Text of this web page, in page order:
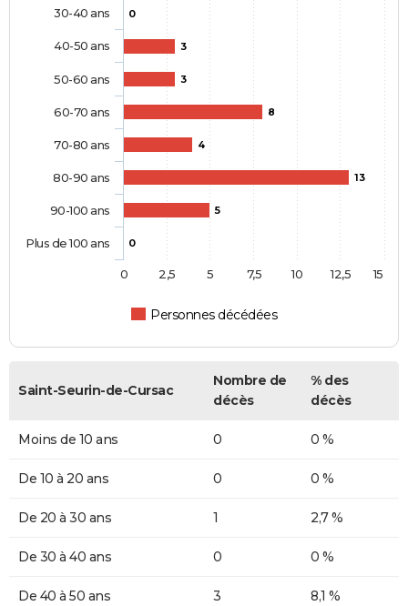
0
3
3
8
4
13
5
0
Personnes décédées
30-40 ans
40-50 ans
50-60 ans
60-70 ans
70-80 ans
80-90 ans
90-100 ans
Plus de 100 ans
0 2,5 5 7,5 10 12,5 15
Saint-Seurin-de-Cursac
Nombre de
décès
% des
décès
Moins de 10 ans 0 0 %
De 10 à 20 ans 0 0 %
De 20 à 30 ans 1 2,7 %
De 30 à 40 ans 0 0 %
De 40 à 50 ans 3 8,1 %